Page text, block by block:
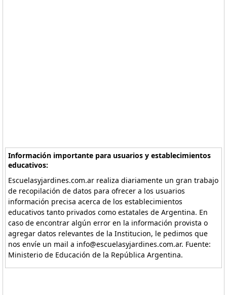
Información importante para usuarios y establecimientos
educativos:
Escuelasyjardines.com.ar realiza diariamente un gran trabajo
de recopilación de datos para ofrecer a los usuarios
información precisa acerca de los establecimientos
educativos tanto privados como estatales de Argentina. En
caso de encontrar algún error en la información provista o
agregar datos relevantes de la Institucion, le pedimos que
nos envíe un mail a info@escuelasyjardines.com.ar. Fuente:
Ministerio de Educación de la República Argentina.